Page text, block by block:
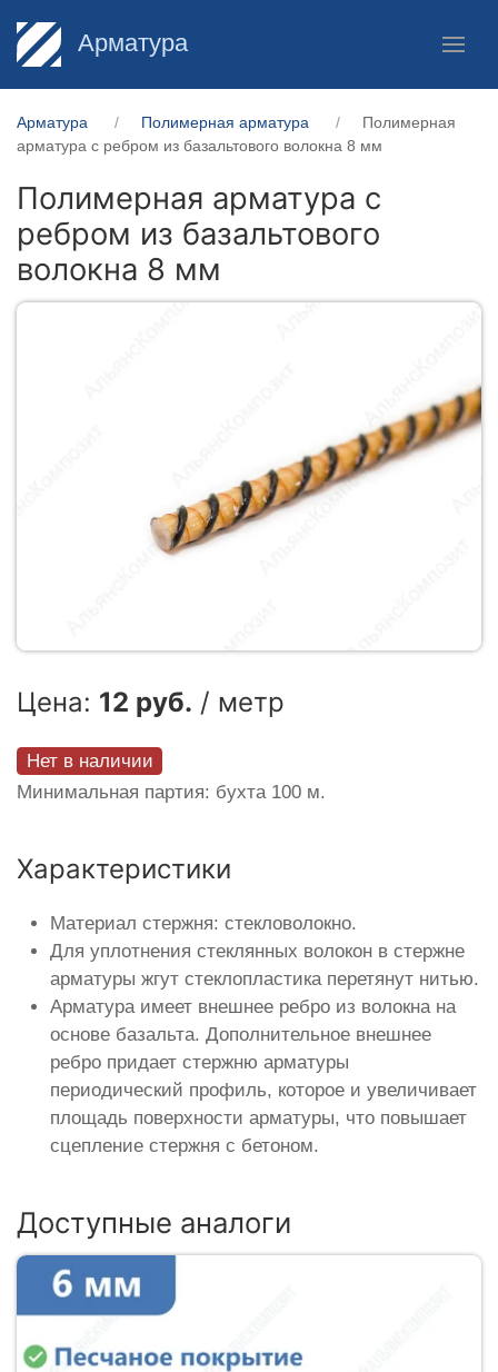
Арматура
Арматура Полимерная арматура
Полимерная
арматура c ребром из базальтового волокна 8 мм
Полимерная арматура c
ребром из базальтового
волокна 8 мм
Цена: 12 руб. / метр
Нет в наличии
Минимальная партия: бухта 100 м.
Характеристики
Материал стержня: стекловолокно.
Для уплотнения стеклянных волокон в стержне
арматуры жгут стеклопластика перетянут нитью.
Арматура имеет внешнее ребро из волокна на
основе базальта. Дополнительное внешнее
ребро придает стержню арматуры
периодический профиль, которое и увеличивает
площадь поверхности арматуры, что повышает
сцепление стержня с бетоном.
Доступные аналоги